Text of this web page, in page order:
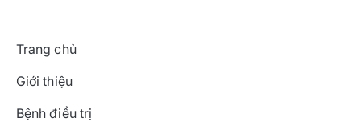
Trang chủ
Giới thiệu
Bệnh điều trị